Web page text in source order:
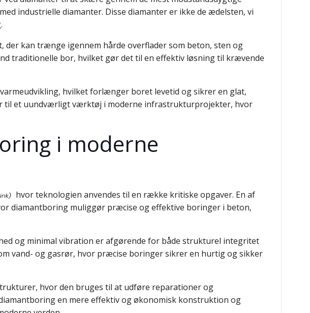
industrielle diamanter. Disse diamanter er ikke de ædelsten, vi
kan trænge igennem hårde overflader som beton, sten og
traditionelle bor, hvilket gør det til en effektiv løsning til krævende
hvilket forlænger boret levetid og sikrer en glat,
til et uundværligt værktøj i moderne infrastrukturprojekter, hvor
i moderne
hvor teknologien anvendes til en række kritiske opgaver. En af
diamantboring muliggør præcise og effektive boringer i beton,
og minimal vibration er afgørende for både strukturel integritet
vand- og gasrør, hvor præcise boringer sikrer en hurtig og sikker
hvor den bruges til at udføre reparationer og
en mere effektiv og økonomisk konstruktion og